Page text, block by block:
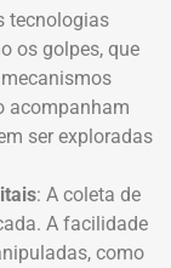
tecnologias
os golpes, que
acompanham
ser exploradas
: A coleta de
A facilidade
como